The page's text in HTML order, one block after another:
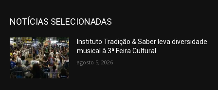
NOTÍCIAS SELECIONADAS
Instituto Tradição & Saber leva diversidade
musical à 3ª Feira Cultural
agosto 5, 2026